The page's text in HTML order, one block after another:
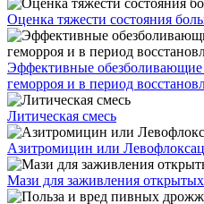
Оценка тяжести состояния
Эффективные обезболивающие
геморроя и в период
Литическая смесь
Азитромицин или
Мази для заживления